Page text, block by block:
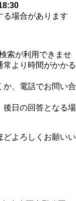
場合があります
索が利用できませ
常より時間がかかる
か、電話でお問い合
後日の回答となる場
どよろしくお願いい